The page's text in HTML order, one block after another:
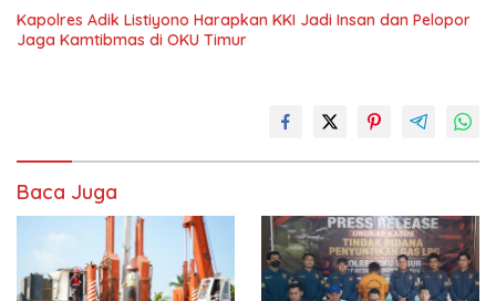
Kapolres Adik Listiyono Harapkan KKI Jadi Insan dan Pelopor
Jaga Kamtibmas di OKU Timur
Baca Juga